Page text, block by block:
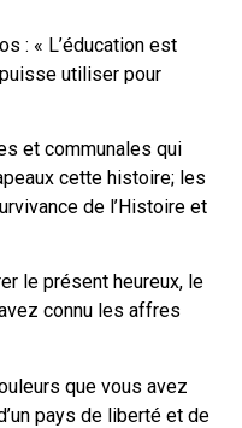
: « L’éducation est
puisse utiliser pour
et communales qui
cette histoire; les
de l’Histoire et
le présent heureux, le
connu les affres
que vous avez
pays de liberté et de